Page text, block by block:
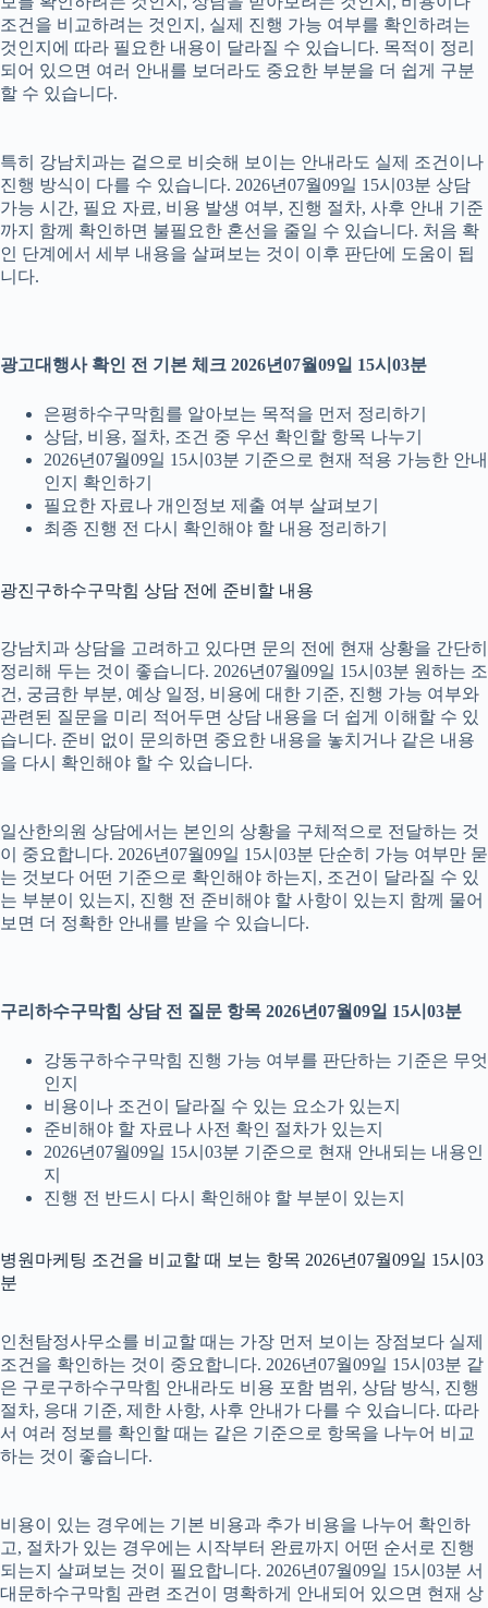
조건을 비교하려는 것인지, 실제 진행 가능 여부를 확인하려는
것인지에 따라 필요한 내용이 달라질 수 있습니다. 목적이 정리
되어 있으면 여러 안내를 보더라도 중요한 부분을 더 쉽게 구분
할 수 있습니다.
특히 강남치과는 겉으로 비슷해 보이는 안내라도 실제 조건이나
진행 방식이 다를 수 있습니다. 2026년07월09일 15시03분 상담
가능 시간, 필요 자료, 비용 발생 여부, 진행 절차, 사후 안내 기준
까지 함께 확인하면 불필요한 혼선을 줄일 수 있습니다. 처음 확
인 단계에서 세부 내용을 살펴보는 것이 이후 판단에 도움이 됩
니다.
광고대행사 확인 전 기본 체크 2026년07월09일 15시03분
은평하수구막힘를 알아보는 목적을 먼저 정리하기
상담, 비용, 절차, 조건 중 우선 확인할 항목 나누기
2026년07월09일 15시03분 기준으로 현재 적용 가능한 안내
인지 확인하기
필요한 자료나 개인정보 제출 여부 살펴보기
최종 진행 전 다시 확인해야 할 내용 정리하기
광진구하수구막힘 상담 전에 준비할 내용
강남치과 상담을 고려하고 있다면 문의 전에 현재 상황을 간단히
정리해 두는 것이 좋습니다. 2026년07월09일 15시03분 원하는 조
건, 궁금한 부분, 예상 일정, 비용에 대한 기준, 진행 가능 여부와
관련된 질문을 미리 적어두면 상담 내용을 더 쉽게 이해할 수 있
습니다. 준비 없이 문의하면 중요한 내용을 놓치거나 같은 내용
을 다시 확인해야 할 수 있습니다.
일산한의원 상담에서는 본인의 상황을 구체적으로 전달하는 것
이 중요합니다. 2026년07월09일 15시03분 단순히 가능 여부만 묻
는 것보다 어떤 기준으로 확인해야 하는지, 조건이 달라질 수 있
는 부분이 있는지, 진행 전 준비해야 할 사항이 있는지 함께 물어
보면 더 정확한 안내를 받을 수 있습니다.
구리하수구막힘 상담 전 질문 항목 2026년07월09일 15시03분
강동구하수구막힘 진행 가능 여부를 판단하는 기준은 무엇
인지
비용이나 조건이 달라질 수 있는 요소가 있는지
준비해야 할 자료나 사전 확인 절차가 있는지
2026년07월09일 15시03분 기준으로 현재 안내되는 내용인
지
진행 전 반드시 다시 확인해야 할 부분이 있는지
병원마케팅 조건을 비교할 때 보는 항목 2026년07월09일 15시03
분
인천탐정사무소를 비교할 때는 가장 먼저 보이는 장점보다 실제
조건을 확인하는 것이 중요합니다. 2026년07월09일 15시03분 같
은 구로구하수구막힘 안내라도 비용 포함 범위, 상담 방식, 진행
절차, 응대 기준, 제한 사항, 사후 안내가 다를 수 있습니다. 따라
서 여러 정보를 확인할 때는 같은 기준으로 항목을 나누어 비교
하는 것이 좋습니다.
비용이 있는 경우에는 기본 비용과 추가 비용을 나누어 확인하
고, 절차가 있는 경우에는 시작부터 완료까지 어떤 순서로 진행
되는지 살펴보는 것이 필요합니다. 2026년07월09일 15시03분 서
대문하수구막힘 관련 조건이 명확하게 안내되어 있으면 현재 상